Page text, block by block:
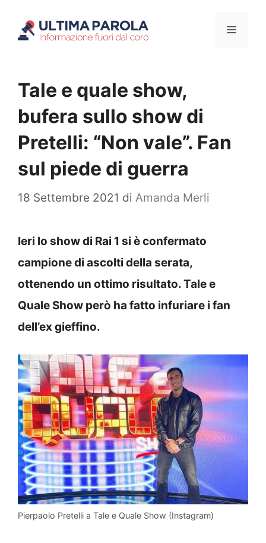
Menu
Tale e quale show,
bufera sullo show di
Pretelli: “Non vale”. Fan
sul piede di guerra
18 Settembre 2021 di Amanda Merli
Ieri lo show di Rai 1 si è confermato
campione di ascolti della serata,
ottenendo un ottimo risultato. Tale e
Quale Show però ha fatto infuriare i fan
dell’ex gieffino.
Pierpaolo Pretelli a Tale e Quale Show (Instagram)